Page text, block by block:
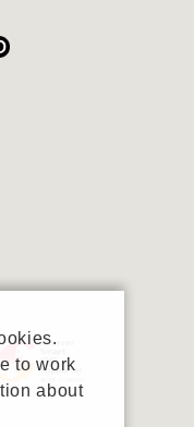
to work
about